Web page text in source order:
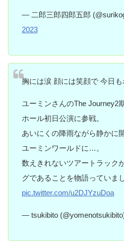
— 二郎三郎四郎五郎
2023
胸には涙 顔には笑顔で 今日
ユーミンさんのThe Journey2
ホール初日公演に参戦。
あいにくの降雨ながら静かに
ユーミンワールドに…。
数えきれないツアートラック
グであることを物語っていま
pic.twitter.com/u2DJYzuDoa
— tsukibito